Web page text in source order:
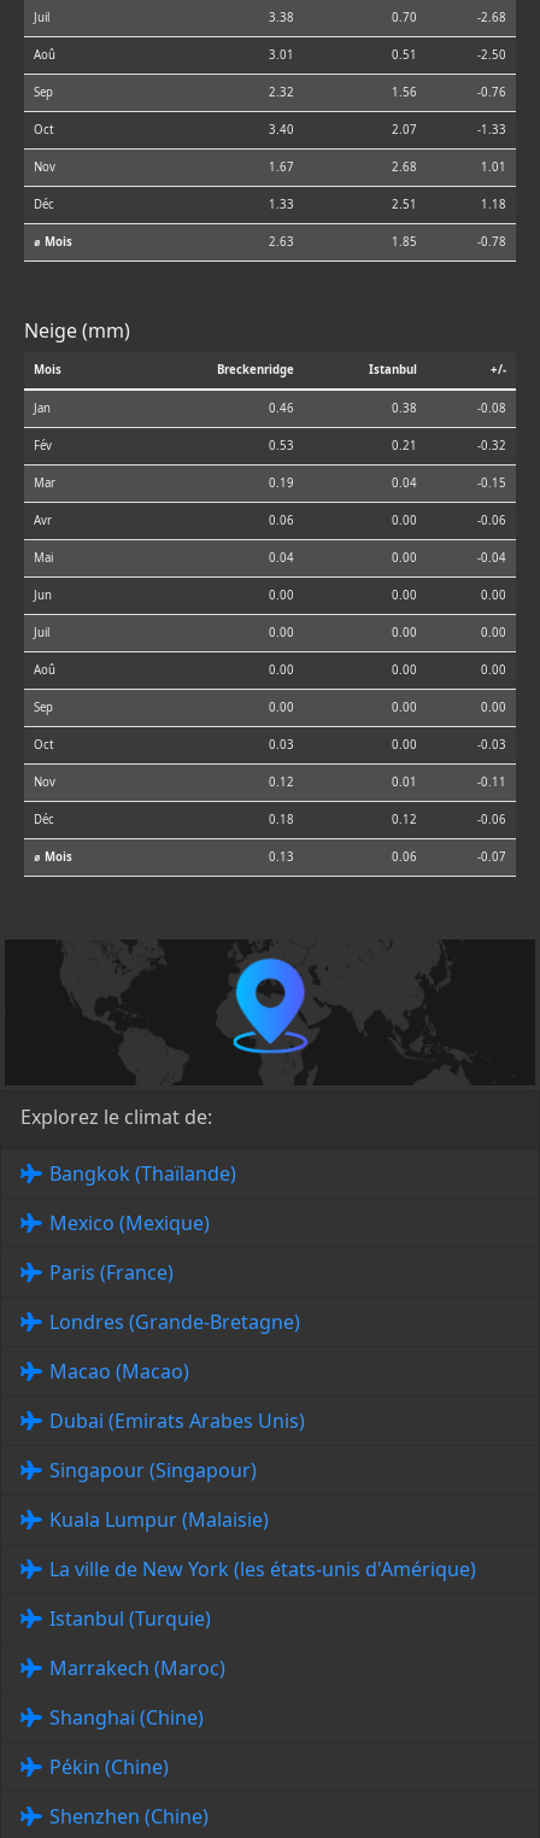
Juil 3.38 0.70 -2.68
Aoû 3.01 0.51 -2.50
Sep 2.32 1.56 -0.76
Oct 3.40 2.07 -1.33
Nov 1.67 2.68 1.01
Déc 1.33 2.51 1.18
⌀ Mois 2.63 1.85 -0.78
Neige (mm)
Mois Breckenridge Istanbul +/-
Jan 0.46 0.38 -0.08
Fév 0.53 0.21 -0.32
Mar 0.19 0.04 -0.15
Avr 0.06 0.00 -0.06
Mai 0.04 0.00 -0.04
Jun 0.00 0.00 0.00
Juil 0.00 0.00 0.00
Aoû 0.00 0.00 0.00
Sep 0.00 0.00 0.00
Oct 0.03 0.00 -0.03
Nov 0.12 0.01 -0.11
Déc 0.18 0.12 -0.06
⌀ Mois 0.13 0.06 -0.07
Explorez le climat de:
Bangkok (Thaïlande)
Mexico (Mexique)
Paris (France)
Londres (Grande-Bretagne)
Macao (Macao)
Dubai (Emirats Arabes Unis)
Singapour (Singapour)
Kuala Lumpur (Malaisie)
La ville de New York (les états-unis d'Amérique)
Istanbul (Turquie)
Marrakech (Maroc)
Shanghai (Chine)
Pékin (Chine)
Shenzhen (Chine)